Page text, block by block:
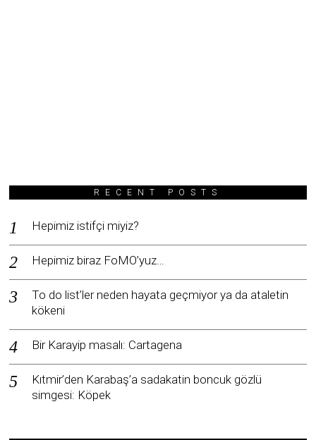
RECENT POSTS
Hepimiz istifçi miyiz?
Hepimiz biraz FoMO’yuz…
To do list’ler neden hayata geçmiyor ya da ataletin
kökeni
Bir Karayip masalı: Cartagena
Kıtmir’den Karabaş’a sadakatin boncuk gözlü
simgesi: Köpek